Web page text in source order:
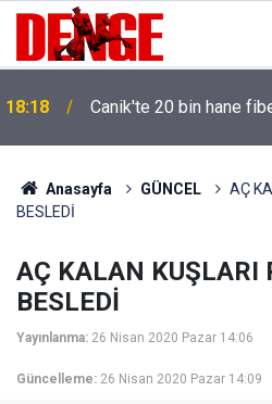
18:18 Canik'te 20 bin hane
Anasayfa GÜNCEL
AÇ
BESLEDİ
AÇ KALAN KUŞLARI
BESLEDİ
Yayınlanma: 26 Nisan 2020 Pazar 14:06
Güncelleme: 26 Nisan 2020 Pazar 14:09